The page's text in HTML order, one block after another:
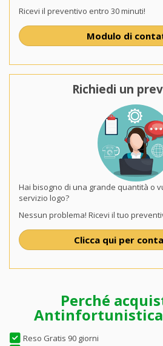
Ricevi il preventivo entro 30 minuti!
Modulo di
Richiedi un
Hai bisogno di una grande quantità o
servizio logo?
Nessun problema! Ricevi il tuo
Clicca qui per
Perché
Reso Gratis 90 giorni